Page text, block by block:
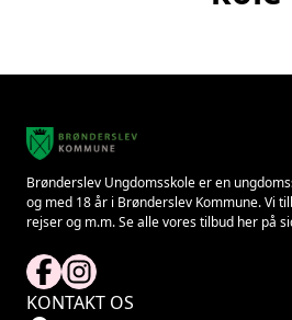
Brønderslev Ungdomsskole er en
og med 18 år i Brønderslev Kommune. Vi
rejser og m.m. Se alle vores tilbud her på
KONTAKT OS